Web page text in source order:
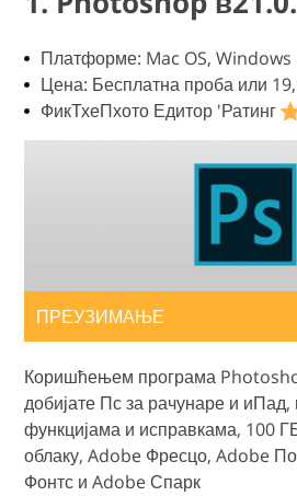
Платформе: Mac OS, Windows
Цена: Бесплатна проба или
ФикТхеПхото Едитор 'Ратинг
ПРЕУЗИМАЊЕ
Коришћењем програма
добијате Пс за рачунаре и иПад,
функцијама и исправкама, 100
облаку, Adobe Фресцо, Adobe
Фонтс и Adobe Спарк